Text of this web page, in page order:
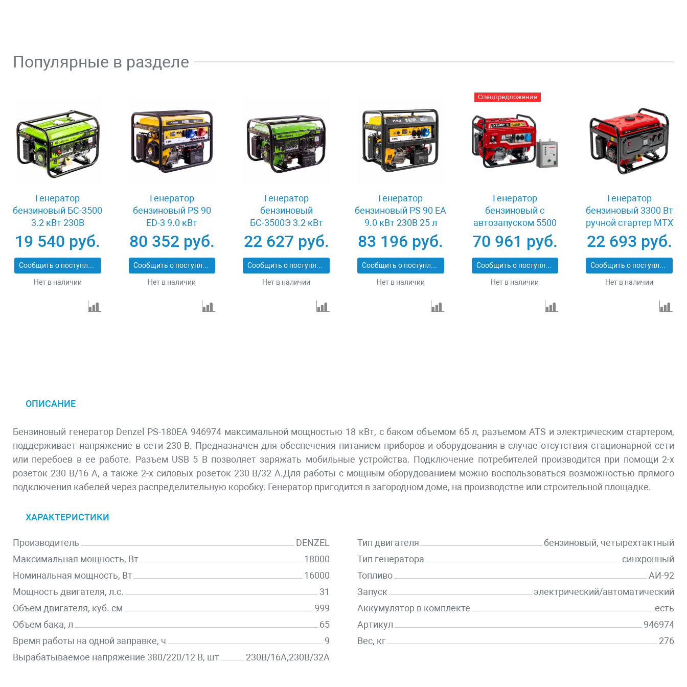
Популярные в разделе
Генератор
бензиновый БС-3500
3.2 кВт 230В
четырехтактный 15
л ручной стартер
Сибртех 94544
19 540 руб.
Сообщить о поступлении
Нет в наличии
Генератор
бензиновый PS 90
ED-3 9.0 кВт
переключение
режима 230 В/400 В
25 л электростартер
Denzel 946944
80 352 руб.
Сообщить о поступлении
Нет в наличии
Генератор
бензиновый
БС-3500Э 3.2 кВт
230В 4-х тактный 15
л электростартер
Сибртех 94538
22 627 руб.
Сообщить о поступлении
Нет в наличии
Генератор
бензиновый PS 90 EA
9.0 кВт 230В 25 л
коннектор
автоматики
электростартер
Denzel 946934
83 196 руб.
Сообщить о поступлении
Нет в наличии
Спецпредложение
Генератор
бензиновый с
автозапуском 5500
Вт Зубр СБА-5500
70 961 руб.
Сообщить о поступлении
Нет в наличии
Генератор
бензиновый 3300 Вт
ручной стартер MTX
RS-4000 946115
22 693 руб.
Сообщить о поступлении
Нет в наличии
ОПИСАНИЕ
Бензиновый генератор Denzel PS-180EA 946974 максимальной мощностью 18 кВт, с баком объемом 65 л, разъемом ATS и электрическим стартером,
поддерживает напряжение в сети 230 В. Предназначен для обеспечения питанием приборов и оборудования в случае отсутствия стационарной сети
или перебоев в ее работе. Разъем USB 5 В позволяет заряжать мобильные устройства. Подключение потребителей производится при помощи 2-х
розеток 230 В/16 А, а также 2-х силовых розеток 230 В/32 А.Для работы с мощным оборудованием можно воспользоваться возможностью прямого
подключения кабелей через распределительную коробку. Генератор пригодится в загородном доме, на производстве или строительной площадке.
ХАРАКТЕРИСТИКИ
Производитель
DENZEL
Максимальная мощность, Вт
18000
Номинальная мощность, Вт
16000
Мощность двигателя, л.с.
31
Объем двигателя, куб. см
999
Объем бака, л
65
Время работы на одной заправке, ч
9
Вырабатываемое напряжение 380/220/12 В, шт
230В/16А,230В/32А
Тип двигателя
бензиновый, четырехтактный
Тип генератора
синхронный
Топливо
АИ-92
Запуск
электрический/автоматический
Аккумулятор в комплекте
есть
Артикул
946974
Вес, кг
276